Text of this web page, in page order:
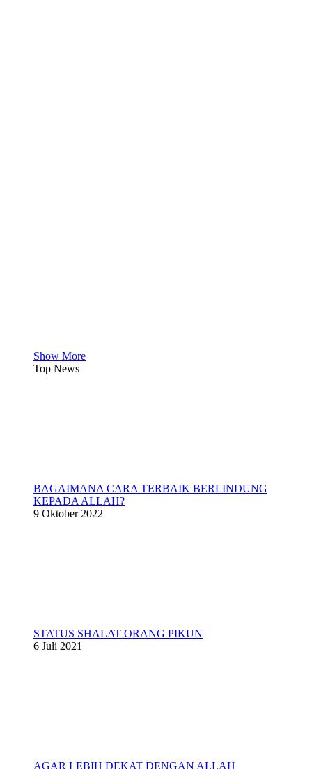
Show More
Top News
BAGAIMANA CARA TERBAIK BERLINDUNG
KEPADA ALLAH?
9 Oktober 2022
STATUS SHALAT ORANG PIKUN
6 Juli 2021
AGAR LEBIH DEKAT DENGAN ALLAH